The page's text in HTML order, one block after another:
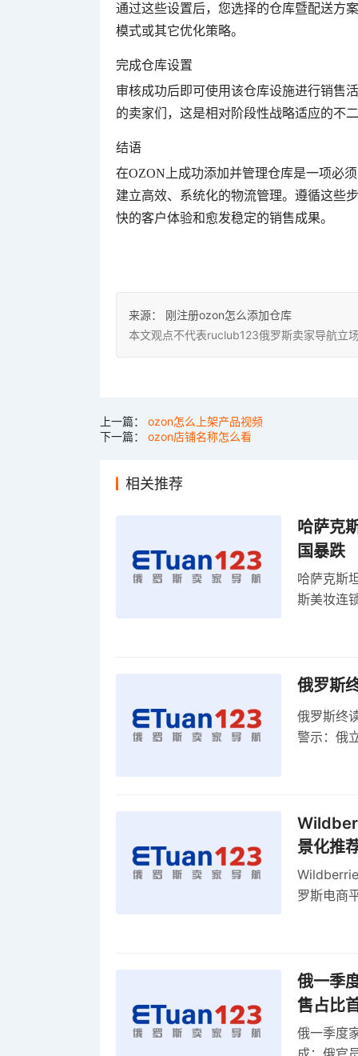
通过这些设置后，您选择的仓库暨配送方
模式或其它优化策略。
完成仓库设置
审核成功后即可使用该仓库设施进行销售
的卖家们，这是相对阶段性战略适应的不
结语
在OZON上成功添加并管理仓库是一项必
建立高效、系统化的物流管理。遵循这些
快的客户体验和愈发稳定的销售成果。
来源：
刚注册ozon怎么添加仓库
本文观点不代表ruclub123俄罗斯卖家导航立
上一篇： ozon怎么上架产品视频
下一篇： ozon店铺名称怎么看
相关推荐
哈萨克
国暴跌
哈萨克斯
斯美妆连
俄罗斯
俄罗斯终
警示：俄
景化推
罗斯电商
俄一季
售占比
俄一季度